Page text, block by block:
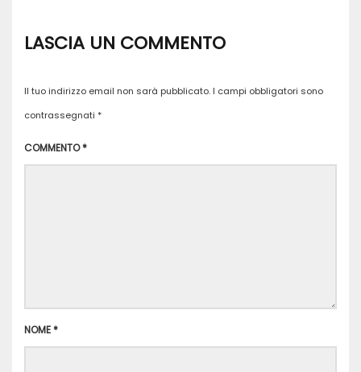
LASCIA UN COMMENTO
Il tuo indirizzo email non sarà pubblicato. I campi obbligatori sono
contrassegnati *
COMMENTO*
NOME*